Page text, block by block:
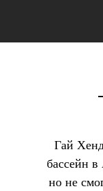
Гай
бассейн
но не